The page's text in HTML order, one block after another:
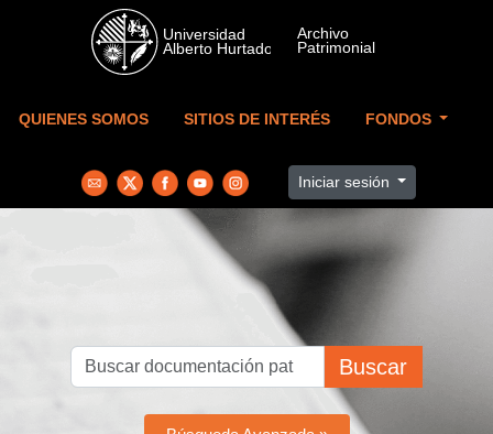
Skip to main content
QUIENES SOMOS SITIOS DE INTERÉS FONDOS
Iniciar sesión
Buscar